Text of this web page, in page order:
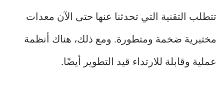
تتطلب التقنية التي تحدثنا عنها حتى الآن معدات
مختبرية ضخمة ومتطورة. ومع ذلك، هناك أنظمة
عملية وقابلة للارتداء قيد التطوير أيضًا.